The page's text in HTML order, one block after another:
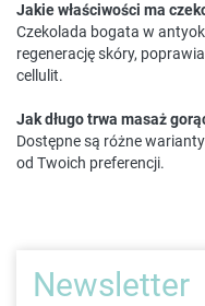
Jakie właściwości ma
Czekolada bogata w
regenerację skóry,
cellulit.
Jak długo trwa masaż
Dostępne są różne
od Twoich preferencji.
Newsletter